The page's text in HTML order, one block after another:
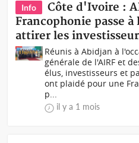
Info
Côte d'Ivoire :
Francophonie passe
attirer les
Réunis à Abidjan à
générale de l'AIRF et
élus, investisseurs et
ont plaidé pour une
p...
il y a 1 mois